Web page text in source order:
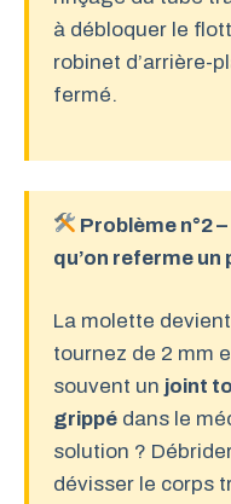
à débloquer le
robinet d’arrière-
fermé.
Problème n°2
qu’on referme un
La molette
tournez de 2 mm
souvent un joint
grippé dans le
solution ?
dévisser le corps